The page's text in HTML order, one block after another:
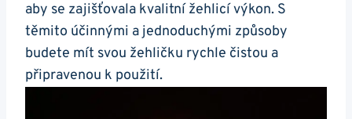
aby se zajišťovala ⁢kvalitní žehlicí výkon. ⁣S
těmito účinnými a jednoduchými způsoby ​
budete mít svou žehličku rychle čistou a
připravenou k⁢ použití.